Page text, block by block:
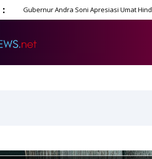
Gubernur Andra Soni Apresiasi Umat